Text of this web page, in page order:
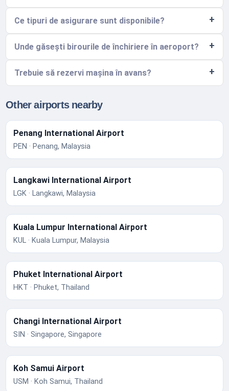
Ce tipuri de asigurare sunt disponibile?
Unde găsești birourile de închiriere în aeroport?
Trebuie să rezervi mașina în avans?
Other airports nearby
Penang International Airport
PEN · Penang, Malaysia
Langkawi International Airport
LGK · Langkawi, Malaysia
Kuala Lumpur International Airport
KUL · Kuala Lumpur, Malaysia
Phuket International Airport
HKT · Phuket, Thailand
Changi International Airport
SIN · Singapore, Singapore
Koh Samui Airport
USM · Koh Samui, Thailand